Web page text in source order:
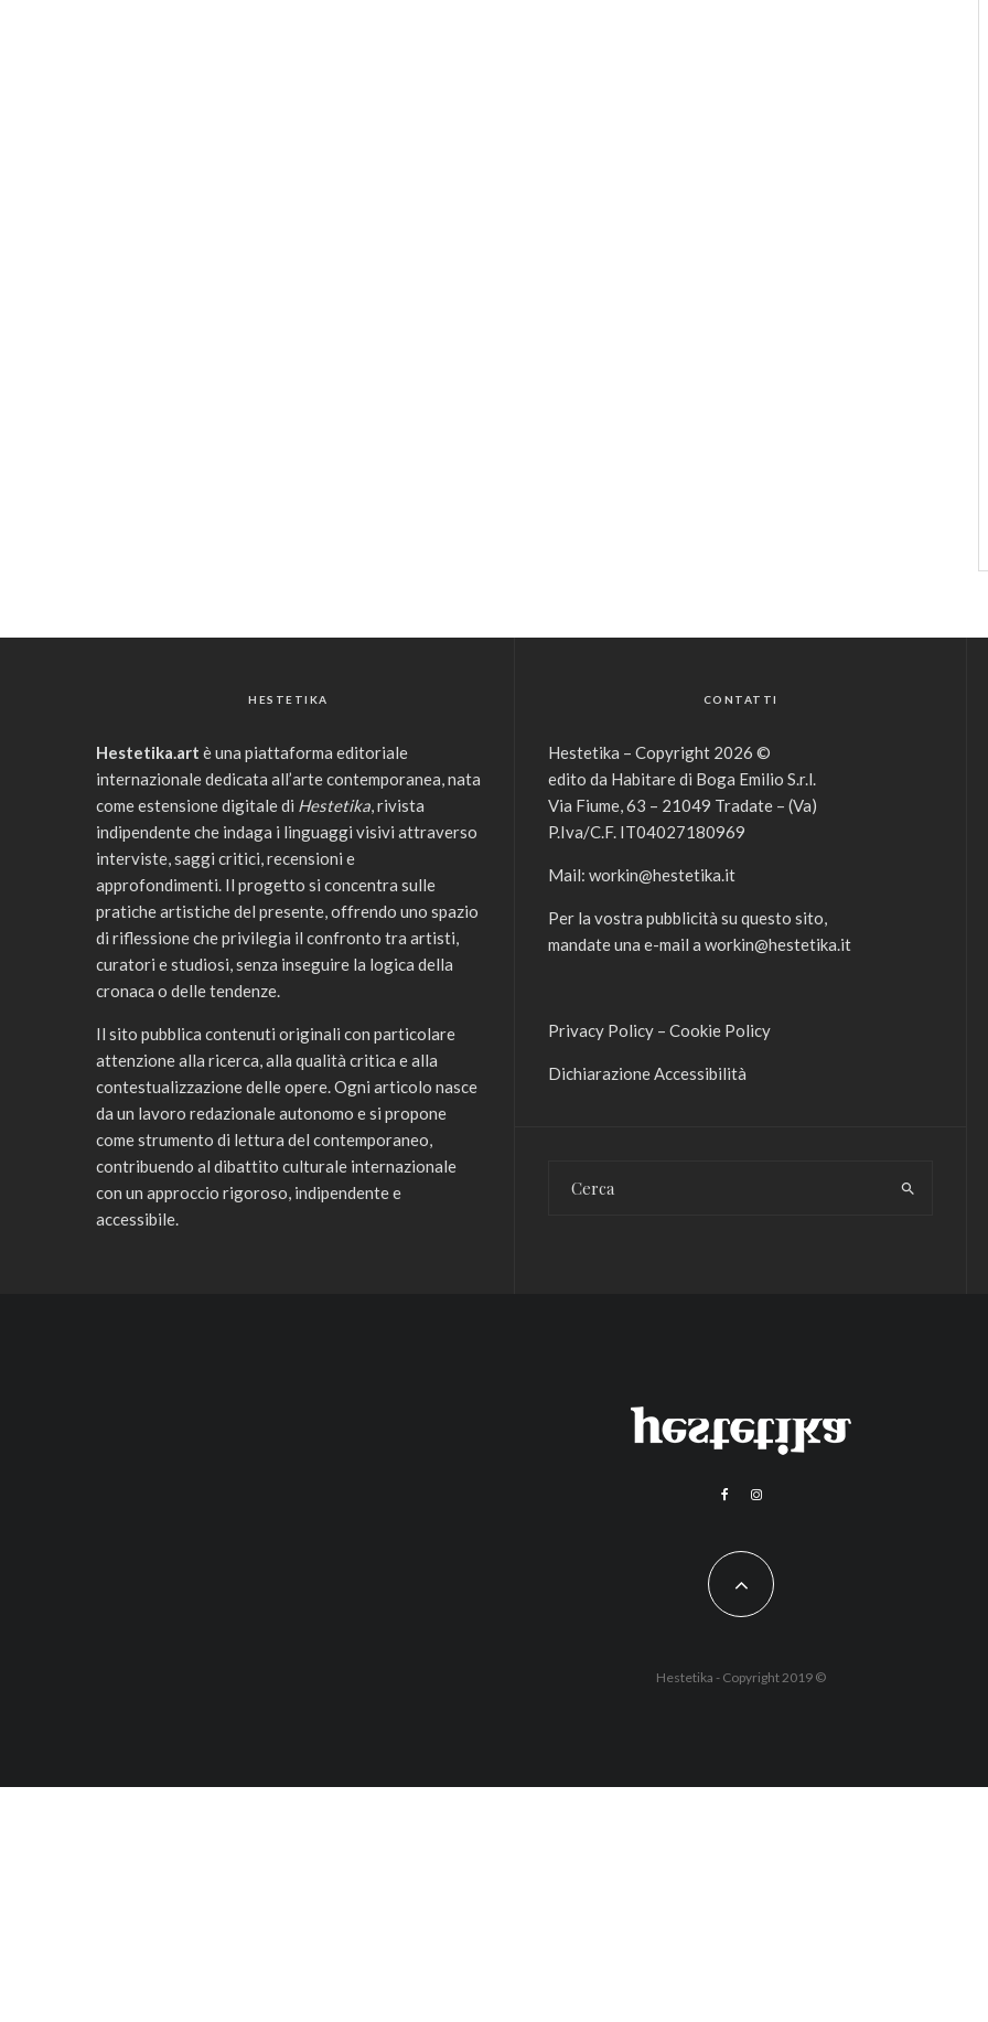
HESTETIKA
Hestetika.art è una piattaforma editoriale
internazionale dedicata all’arte contemporanea, nata
come estensione digitale di Hestetika, rivista
indipendente che indaga i linguaggi visivi attraverso
interviste, saggi critici, recensioni e
approfondimenti. Il progetto si concentra sulle
pratiche artistiche del presente, offrendo uno spazio
di riflessione che privilegia il confronto tra artisti,
curatori e studiosi, senza inseguire la logica della
cronaca o delle tendenze.
Il sito pubblica contenuti originali con particolare
attenzione alla ricerca, alla qualità critica e alla
contestualizzazione delle opere. Ogni articolo nasce
da un lavoro redazionale autonomo e si propone
come strumento di lettura del contemporaneo,
contribuendo al dibattito culturale internazionale
con un approccio rigoroso, indipendente e
accessibile.
CONTATTI
Hestetika – Copyright 2026 ©
edito da Habitare di Boga Emilio S.r.l.
Via Fiume, 63 – 21049 Tradate – (Va)
P.Iva/C.F. IT04027180969
Mail: workin@hestetika.it
Per la vostra pubblicità su questo sito,
mandate una e-mail a workin@hestetika.it
Privacy Policy – Cookie Policy
Dichiarazione Accessibilità
Hestetika - Copyright 2019 ©